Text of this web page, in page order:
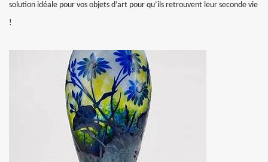
solution idéale pour vos objets d’art pour qu’ils retrouvent leur seconde vie
!